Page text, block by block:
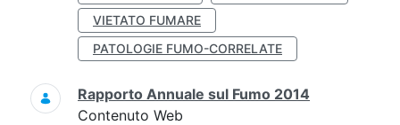
VIETATO FUMARE
PATOLOGIE FUMO-CORRELATE
Rapporto Annuale sul Fumo 2014
Contenuto Web